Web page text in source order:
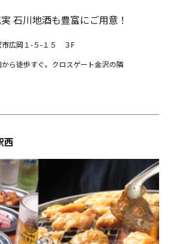
石川地酒も豊富にご用意！
市広岡１-５-１５ ３F
ら徒歩すぐ。クロスゲート金沢の隣
西